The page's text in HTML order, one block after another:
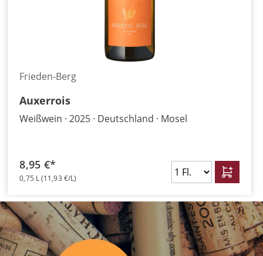
Frieden-Berg
Auxerrois
Weißwein 2025 Deutschland Mosel
8,95 €*
0,75 L(11,93 €/L)